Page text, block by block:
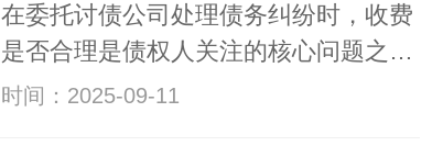
在委托讨债公司处理债务纠纷时，收费
是否合理是债权人关注的核心问题之…
时间：2025-09-11